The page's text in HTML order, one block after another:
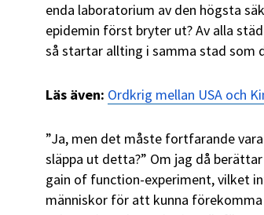
enda laboratorium av den högsta
epidemin först bryter ut? Av alla
så startar allting i samma stad som
Läs även: Ordkrig mellan USA och
”Ja, men det måste fortfarande
släppa ut detta?” Om jag då
gain of function-experiment, vilket
människor för att kunna